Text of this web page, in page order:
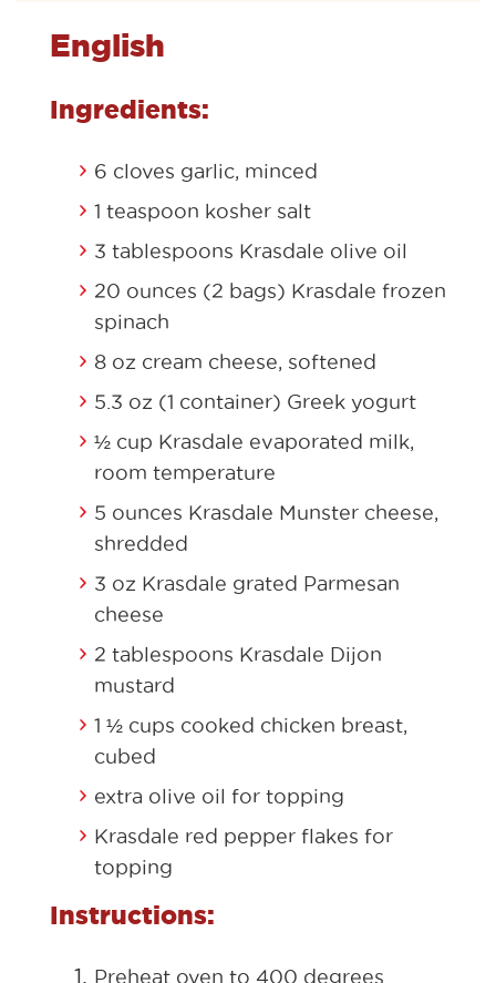
English
Ingredients:
6 cloves garlic, minced
1 teaspoon kosher salt
3 tablespoons Krasdale olive oil
20 ounces (2 bags) Krasdale frozen
spinach
8 oz cream cheese, softened
5.3 oz (1 container) Greek yogurt
½ cup Krasdale evaporated milk,
room temperature
5 ounces Krasdale Munster cheese,
shredded
3 oz Krasdale grated Parmesan
cheese
2 tablespoons Krasdale Dijon
mustard
1 ½ cups cooked chicken breast,
cubed
extra olive oil for topping
Krasdale red pepper flakes for
topping
Instructions:
Preheat oven to 400 degrees.